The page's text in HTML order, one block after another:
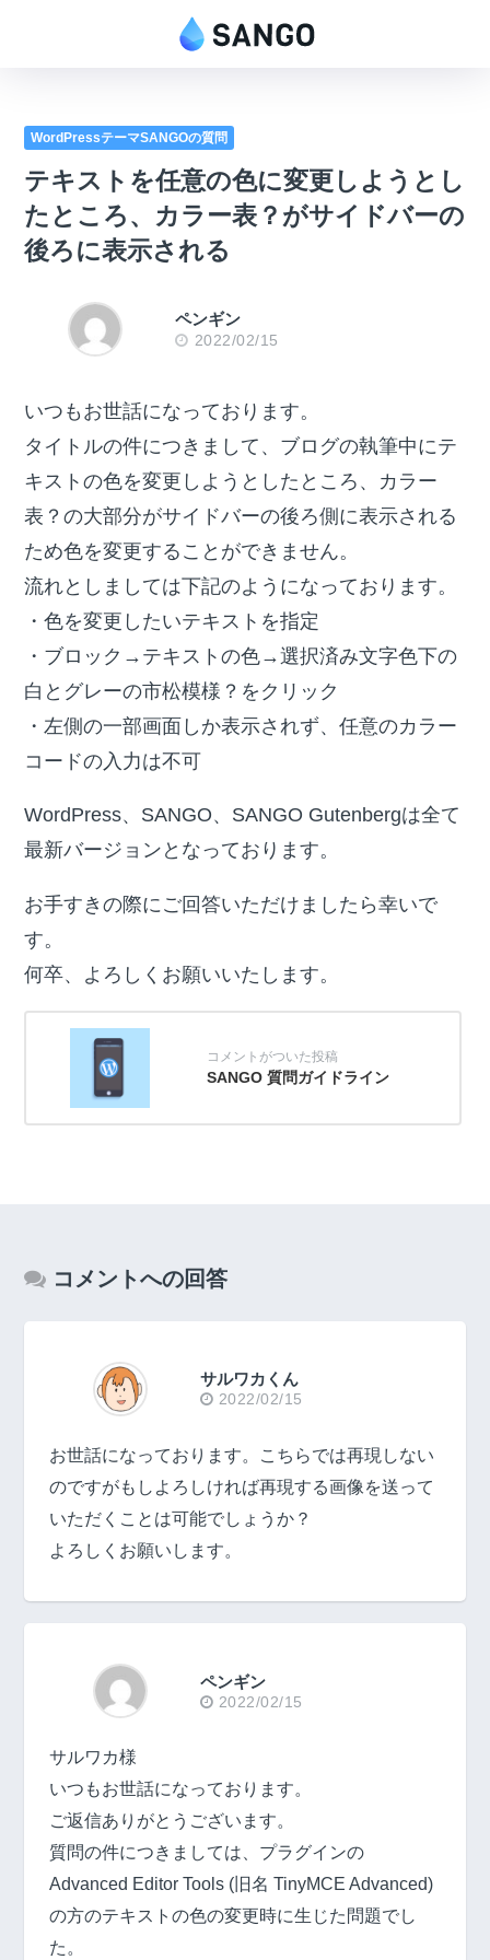
WordPressテーマSANGOの質問
テキストを任意の色に変更しようとし
たところ、カラー表？がサイドバーの
後ろに表示される
ペンギン
2022/02/15
いつもお世話になっております。
タイトルの件につきまして、ブログの執筆中にテ
キストの色を変更しようとしたところ、カラー
表？の大部分がサイドバーの後ろ側に表示される
ため色を変更することができません。
流れとしましては下記のようになっております。
・色を変更したいテキストを指定
・ブロック→テキストの色→選択済み文字色下の
白とグレーの市松模様？をクリック
・左側の一部画面しか表示されず、任意のカラー
コードの入力は不可
WordPress、SANGO、SANGO Gutenbergは全て
最新バージョンとなっております。
お手すきの際にご回答いただけましたら幸いで
す。
何卒、よろしくお願いいたします。
SANGO 質問ガイドライン
コメントへの回答
サルワカくん
2022/02/15
お世話になっております。こちらでは再現しない
のですがもしよろしければ再現する画像を送って
いただくことは可能でしょうか？
よろしくお願いします。
ペンギン
2022/02/15
サルワカ様
いつもお世話になっております。
ご返信ありがとうございます。
質問の件につきましては、プラグインの
Advanced Editor Tools (旧名 TinyMCE Advanced)
の方のテキストの色の変更時に生じた問題でし
た。